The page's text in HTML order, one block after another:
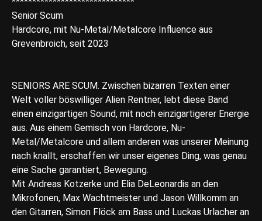
Senior Scum
Hardcore, mit Nu-Metal/Metalcore Influence aus
Grevenbroich, seit 2023
SENIORS ARE SCUM. Zwischen bizarren Texten einer
Welt voller böswilliger Alien Rentner, lebt diese Band
einen einzigartigen Sound, mit noch einzigartigerer Energie
aus. Aus einem Gemisch von Hardcore, Nu-
Metal/Metalcore und allem anderen was unserer Meinung
nach knallt, erschaffen wir unser eigenes Ding, was genau
eine Sache garantiert, Bewegung.
Mit Andreas Kotzerke und Elia DeLeonardis an den
Mikrofonen, Max Wachtmeister und Jason Willkomm an
den Gitarren, Simon Flöck am Bass und Luckas Urlacher an